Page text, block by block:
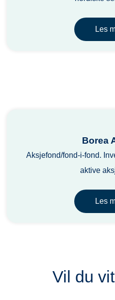
Les
Borea
Aksjefond/fond-i-fond.
aktive
Les
Vil du